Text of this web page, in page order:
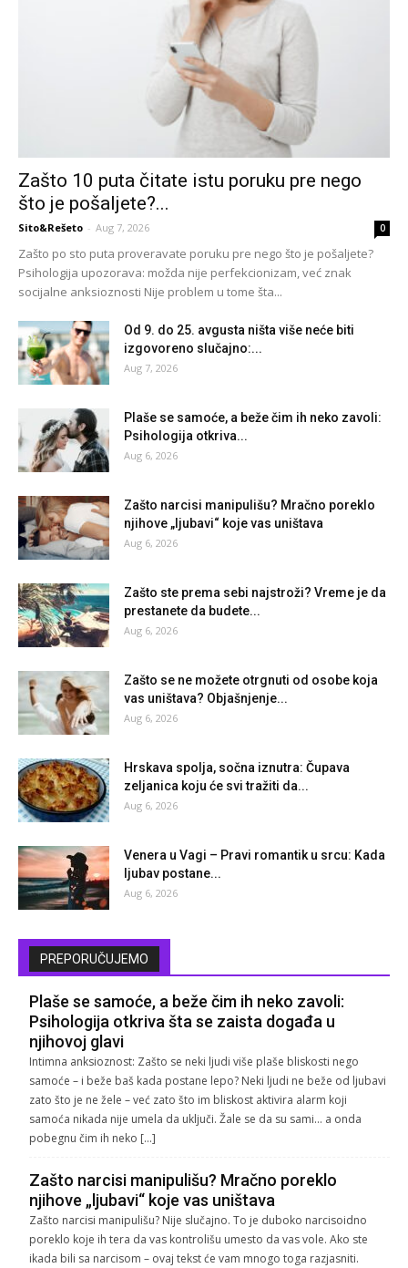
Zašto 10 puta čitate istu poruku pre nego
što je pošaljete?...
Sito&Rešeto - Aug 7, 2026 0
Zašto po sto puta proveravate poruku pre nego što je pošaljete?
Psihologija upozorava: možda nije perfekcionizam, već znak
socijalne anksioznosti Nije problem u tome šta...
Od 9. do 25. avgusta ništa više neće biti
izgovoreno slučajno:...
Aug 7, 2026
Plaše se samoće, a beže čim ih neko zavoli:
Psihologija otkriva...
Aug 6, 2026
Zašto narcisi manipulišu? Mračno poreklo
njihove „ljubavi“ koje vas uništava
Aug 6, 2026
Zašto ste prema sebi najstroži? Vreme je da
prestanete da budete...
Aug 6, 2026
Zašto se ne možete otrgnuti od osobe koja
vas uništava? Objašnjenje...
Aug 6, 2026
Hrskava spolja, sočna iznutra: Čupava
zeljanica koju će svi tražiti da...
Aug 6, 2026
Venera u Vagi – Pravi romantik u srcu: Kada
ljubav postane...
Aug 6, 2026
PREPORUČUJEMO
Plaše se samoće, a beže čim ih neko zavoli:
Psihologija otkriva šta se zaista događa u
njihovoj glavi
Intimna anksioznost: Zašto se neki ljudi više plaše bliskosti nego
samoće – i beže baš kada postane lepo? Neki ljudi ne beže od ljubavi
zato što je ne žele – već zato što im bliskost aktivira alarm koji
samoća nikada nije umela da uključi. Žale se da su sami… a onda
pobegnu čim ih neko […]
Zašto narcisi manipulišu? Mračno poreklo
njihove „ljubavi“ koje vas uništava
Zašto narcisi manipulišu? Nije slučajno. To je duboko narcisoidno
poreklo koje ih tera da vas kontrolišu umesto da vas vole. Ako ste
ikada bili sa narcisom – ovaj tekst će vam mnogo toga razjasniti.